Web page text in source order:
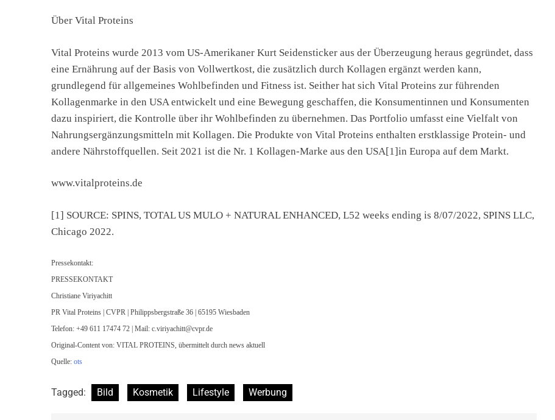
Über Vital Proteins
Vital Proteins wurde 2013 vom US-Amerikaner Kurt Seidensticker aus der Überzeugung heraus gegründet, dass
eine Ernährung auf der Basis von Vollwertkost, die zusätzlich durch Kollagen ergänzt werden kann,
grundlegend für allgemeines Wohlbefinden und Fitness ist. Seither hat sich Vital Proteins zur führenden
Kollagenmarke in den USA entwickelt und eine Bewegung geschaffen, die Konsumentinnen und Konsumenten
dazu inspiriert, die Kontrolle über ihr Wohlbefinden zu übernehmen. Das Portfolio umfasst eine Vielfalt von
Nahrungsergänzungsmitteln mit Kollagen. Die Produkte von Vital Proteins enthalten erstklassige Protein- und
andere Nährstoffquellen. Seit 2021 ist die Nr. 1 Kollagen-Marke aus den USA[1]in Europa auf dem Markt.
www.vitalproteins.de
[1] SOURCE: SPINS, TOTAL US MULO + NATURAL ENHANCED, L52 weeks ending is 8/07/2022, SPINS LLC,
Chicago 2022.
Pressekontakt:
PRESSEKONTAKT
Christiane Viriyachitt
PR Vital Proteins | CVPR | Philippsbergstraße 36 | 65195 Wiesbaden
Telefon: +49 611 17474 72 | Mail: c.viriyachitt@cvpr.de
Original-Content von: VITAL PROTEINS, übermittelt durch news aktuell
Quelle: ots
Tagged: Bild Kosmetik Lifestyle Werbung